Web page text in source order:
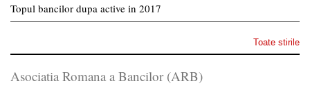
Topul bancilor dupa active in 2017
Toate stirile
Asociatia Romana a Bancilor (ARB)